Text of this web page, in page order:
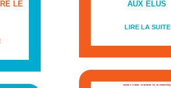
LE
AUX ÉLUS
LIRE LA SUITE